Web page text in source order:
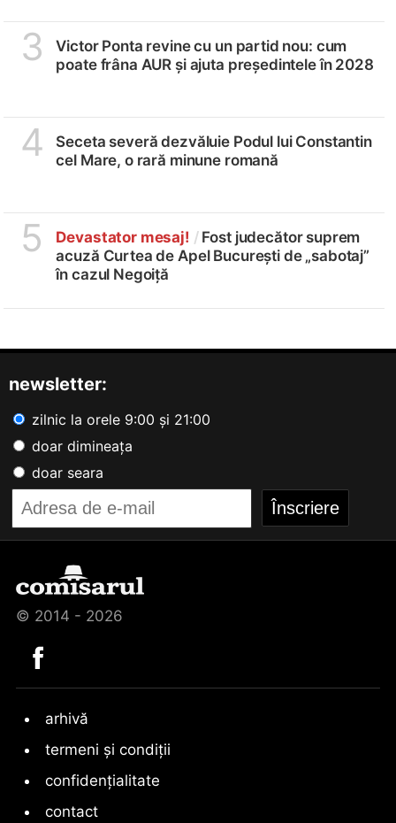
3
Victor Ponta revine cu un partid nou: cum
poate frâna AUR și ajuta președintele în 2028
4
Seceta severă dezvăluie Podul lui Constantin
cel Mare, o rară minune romană
5 Devastator mesaj! / Fost judecător suprem
acuză Curtea de Apel București de „sabotaj”
în cazul Negoiță
newsletter:
zilnic la orele 9:00 și 21:00
doar dimineața
doar seara
© 2014 - 2026
arhivă
termeni și condiții
confidențialitate
contact